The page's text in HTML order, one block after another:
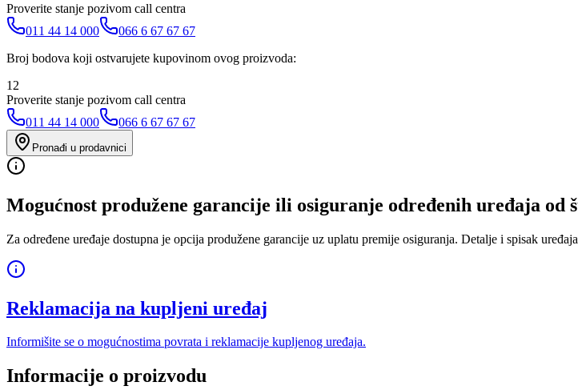
Proverite stanje pozivom call centra
011 44 14 000
066 6 67 67 67
Broj bodova koji ostvarujete kupovinom ovog proizvoda:
12
Proverite stanje pozivom call centra
011 44 14 000
066 6 67 67 67
Pronađi u prodavnici
Mogućnost produžene garancije ili osiguranje određenih uređaja od
Za određene uređaje dostupna je opcija produžene garancije uz uplatu premije osiguranja. Detalje i spisak
Reklamacija na kupljeni uređaj
Informišite se o mogućnostima povrata i reklamacije kupljenog uređaja.
Informacije o proizvodu